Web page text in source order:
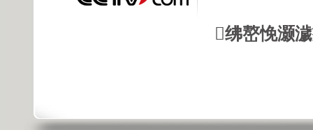
绋嶅悗灏